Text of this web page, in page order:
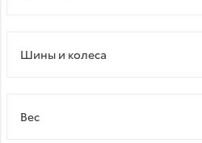
Шины и колеса
Bec